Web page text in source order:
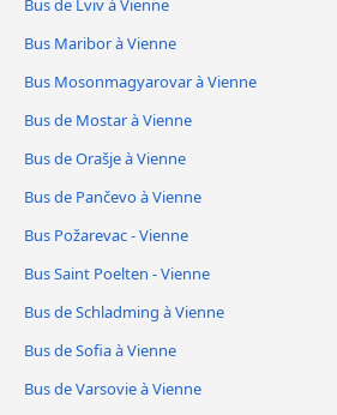
Bus de Lviv à Vienne
Bus Maribor à Vienne
Bus Mosonmagyarovar à Vienne
Bus de Mostar à Vienne
Bus de Orašje à Vienne
Bus de Pančevo à Vienne
Bus Požarevac - Vienne
Bus Saint Poelten - Vienne
Bus de Schladming à Vienne
Bus de Sofia à Vienne
Bus de Varsovie à Vienne